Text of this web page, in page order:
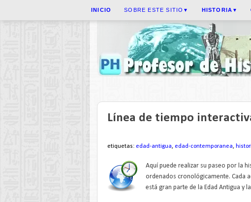
INICIO SOBRE ESTE SITIO ▼ HISTORIA ▼
Línea de tiempo
etiquetas: edad-antigua, edad-contemporanea,
Aquí puede realizar su paseo por la
ordenados cronológicamente. Cada
está gran parte de la Edad Antigua y